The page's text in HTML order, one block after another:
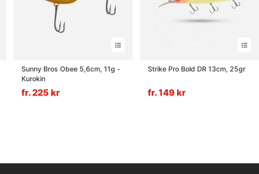
Sunny Bros Obee 5,6cm, 11g -
Kurokin
fr. 225 kr
Strike Pro Bold DR 13cm, 25gr
fr. 149 kr